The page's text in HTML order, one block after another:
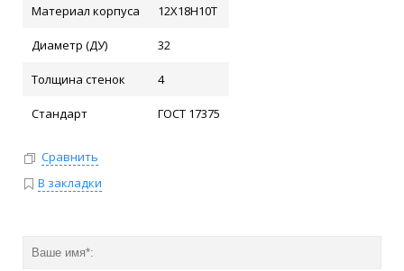
Материал корпуса 12Х18Н10Т
Диаметр (ДУ) 32
Толщина стенок 4
Стандарт ГОСТ 17375
Сравнить
В закладки